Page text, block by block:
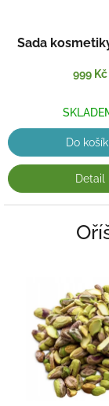
Sada
999 Kč
Do
Detail